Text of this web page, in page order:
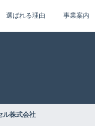
選ばれる理由 事業案内
ル株式会社